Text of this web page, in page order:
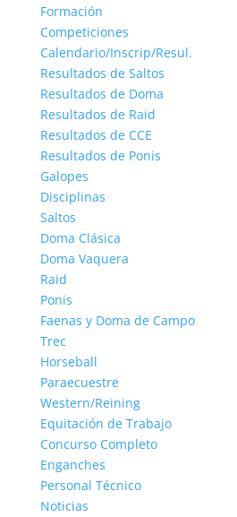
Formación
Competiciones
Calendario/Inscrip/Resul.
Resultados de Saltos
Resultados de Doma
Resultados de Raid
Resultados de CCE
Resultados de Ponis
Galopes
Disciplinas
Saltos
Doma Clásica
Doma Vaquera
Raid
Ponis
Faenas y Doma de Campo
Trec
Horseball
Paraecuestre
Western/Reining
Equitación de Trabajo
Concurso Completo
Enganches
Personal Técnico
Noticias